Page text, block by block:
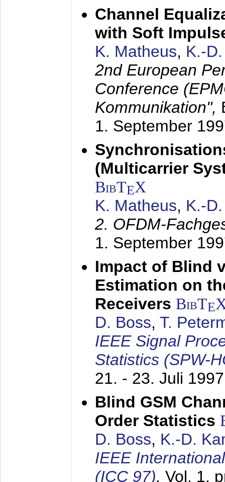
Channel
with Soft
K. Matheus, K.-
2nd European
Conference
Kommunikation",
1. September
(Multicarrier
BibTEX
K. Matheus, K.-
2. OFDM-
1. September
Impact of Blind
Estimation on
Receivers BibTE
D. Boss, T.
IEEE Signal
Statistics (SPW-
21. - 23. Juli 1997
Blind GSM
Order Statistics
D. Boss, K.-D.
IEEE
(ICC 97), Vol. 1,